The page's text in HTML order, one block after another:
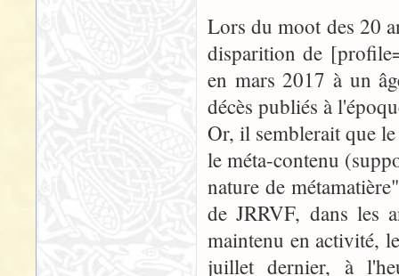
Lors du moot des 20
disparition de
en mars 2017 à un
décès publiés à
Or, il semblerait que
le méta-contenu
nature de
de JRRVF, dans les
maintenu en activité,
juillet dernier, à